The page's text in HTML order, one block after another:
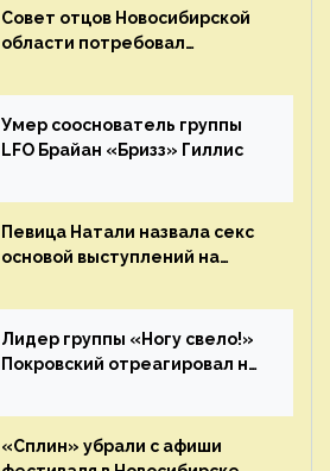
Совет отцов Новосибирской
области потребовал
«Сплин»
Умер сооснователь группы
LFO Брайан «Бризз» Гиллис
Певица Натали назвала секс
основой выступлений на
Лидер группы «Ногу свело!»
Покровский отреагировал на
«Сплин» убрали с афиши